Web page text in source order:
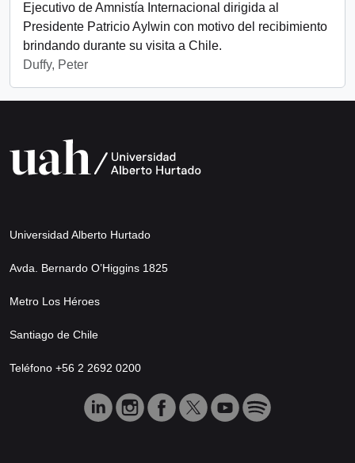
Ejecutivo de Amnistía Internacional dirigida al
Presidente Patricio Aylwin con motivo del recibimiento
brindando durante su visita a Chile.
Duffy, Peter
Universidad Alberto Hurtado
Avda. Bernardo O’Higgins 1825
Metro Los Héroes
Santiago de Chile
Teléfono +56 2 2692 0200